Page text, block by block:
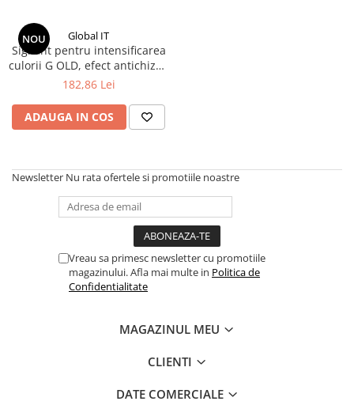
NOU Global IT
Sigilant pentru intensificarea
culorii G OLD, efect antichizat,
1 L, GLOBALIT
182,86 Lei
ADAUGA IN COS
Newsletter Nu rata ofertele si promotiile noastre
Vreau sa primesc newsletter cu promotiile
magazinului. Afla mai multe in Politica de
Confidentialitate
MAGAZINUL MEU
CLIENTI
DATE COMERCIALE